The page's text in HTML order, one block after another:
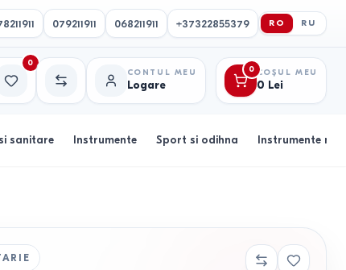
079211911 068211911 +37322855379 RO RU
Favorite
0
Comparație
CONTUL MEU
Logare
0 COȘUL MEU
0 Lei
sanitare Instrumente Sport si odihna Instrumente